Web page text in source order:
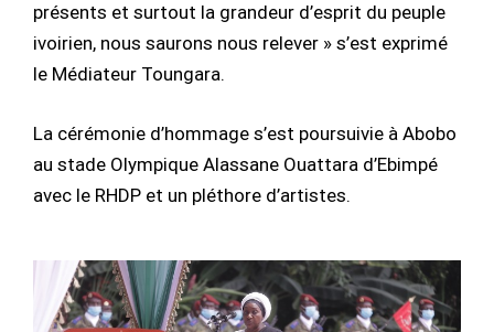
présents et surtout la grandeur d’esprit du peuple
ivoirien, nous saurons nous relever » s’est exprimé
le Médiateur Toungara.
La cérémonie d’hommage s’est poursuivie à Abobo
au stade Olympique Alassane Ouattara d’Ebimpé
avec le RHDP et un pléthore d’artistes.